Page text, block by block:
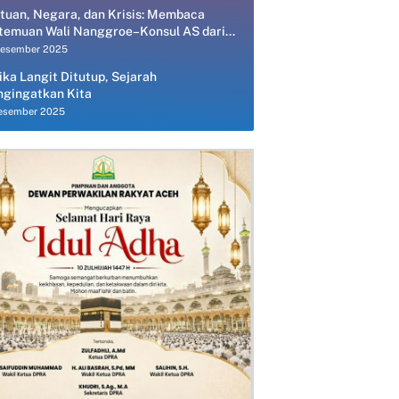
Negara, dan Krisis: Membaca
Wali Nanggroe–Konsul AS dari
Ekonomi Politik
2025
Langit Ditutup, Sejarah
Kita
2025